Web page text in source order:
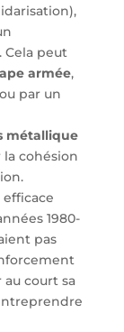
Cela peut
armée,
par un
métallique
cohésion
1980-
pas
court sa